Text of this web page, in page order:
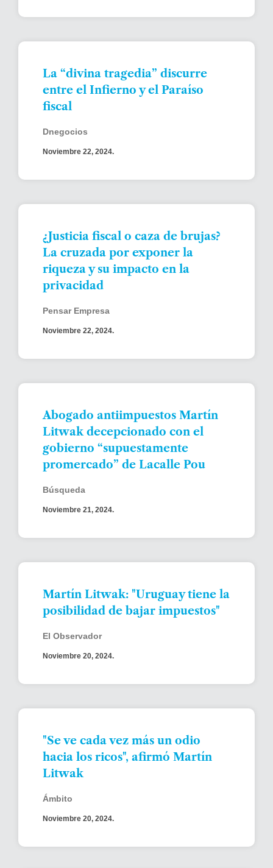
La “divina tragedia” discurre
entre el Infierno y el Paraíso
fiscal
Dnegocios
Noviembre 22, 2024.
¿Justicia fiscal o caza de brujas?
La cruzada por exponer la
riqueza y su impacto en la
privacidad
Pensar Empresa
Noviembre 22, 2024.
Abogado antiimpuestos Martín
Litwak decepcionado con el
gobierno “supuestamente
promercado” de Lacalle Pou
Búsqueda
Noviembre 21, 2024.
Martín Litwak: "Uruguay tiene la
posibilidad de bajar impuestos"
El Observador
Noviembre 20, 2024.
"Se ve cada vez más un odio
hacia los ricos", afirmó Martín
Litwak
Ámbito
Noviembre 20, 2024.